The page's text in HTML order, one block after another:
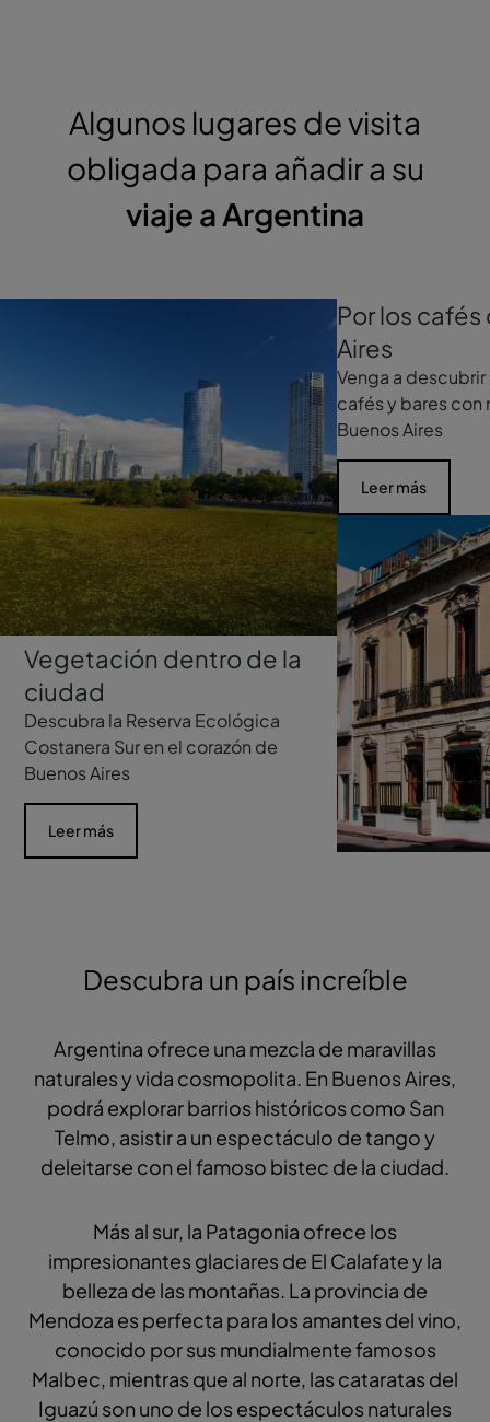
Algunos lugares de visita
obligada para añadir a su
viaje a Argentina
Vegetación dentro de la
ciudad
Descubra la Reserva Ecológica
Costanera Sur en el corazón de
Buenos Aires
Leer más
Por los
Aires
Venga a
cafés y bares con
Buenos Aires
Leer más
Descubra un país increíble
Argentina ofrece una mezcla de maravillas
naturales y vida cosmopolita. En Buenos Aires,
podrá explorar barrios históricos como San
Telmo, asistir a un espectáculo de tango y
deleitarse con el famoso bistec de la ciudad.
Más al sur, la Patagonia ofrece los
impresionantes glaciares de El Calafate y la
belleza de las montañas. La provincia de
Mendoza es perfecta para los amantes del vino,
conocido por sus mundialmente famosos
Malbec, mientras que al norte, las cataratas del
Iguazú son uno de los espectáculos naturales